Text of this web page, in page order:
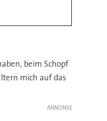
beim Schopf
mich auf das